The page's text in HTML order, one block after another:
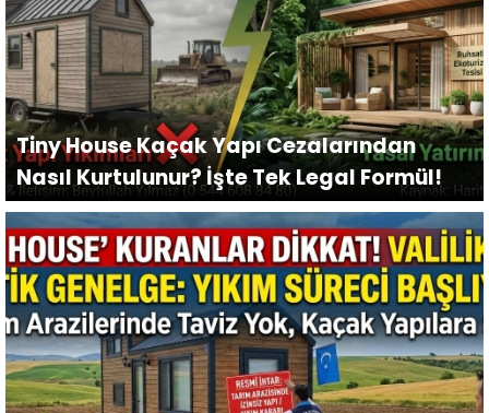
Tiny House Kaçak Yapı Cezalarından
Nasıl Kurtulunur? İşte Tek Legal Formül!